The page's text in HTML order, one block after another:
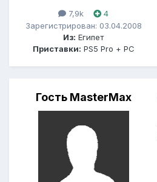
7,9k
4
Зарегистрирован: 03.04.2008
Из: Египет
Приставки: PS5 Pro + PC
Гость MasterMax